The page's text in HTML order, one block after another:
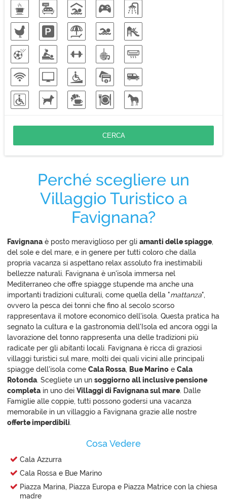
Vacanze sulla neve
Vacanze eco-friendly
Perché scegliere un
Villaggio Turistico a
Favignana?
Favignana è posto meraviglioso per gli amanti delle spiagge,
del sole e del mare, e in genere per tutti coloro che dalla
propria vacanza si aspettano relax assoluto fra inestimabili
bellezze naturali. Favignana è un'isola immersa nel
Mediterraneo che offre spiagge stupende ma anche una
importanti tradizioni culturali, come quella della "mattanza",
ovvero la pesca dei tonni che fino al secolo scorso
rappresentava il motore economico dell'isola. Questa pratica ha
segnato la cultura e la gastronomia dell'Isola ed ancora oggi la
lavorazione del tonno rappresenta una delle tradizioni più
radicate per gli abitanti locali. Favignana è ricca di graziosi
villaggi turistici sul mare, molti dei quali vicini alle principali
spiagge dell'isola come Cala Rossa, Bue Marino e Cala
Rotonda. Scegliete un un soggiorno all inclusive pensione
completa in uno dei Villaggi di Favignana sul mare. Dalle
Famiglie alle coppie, tutti possono godersi una vacanza
memorabile in un villaggio a Favignana grazie alle nostre
offerte imperdibili.
Cosa Vedere
Cala Azzurra
Cala Rossa e Bue Marino
Piazza Marina, Piazza Europa e Piazza Matrice con la chiesa
madre